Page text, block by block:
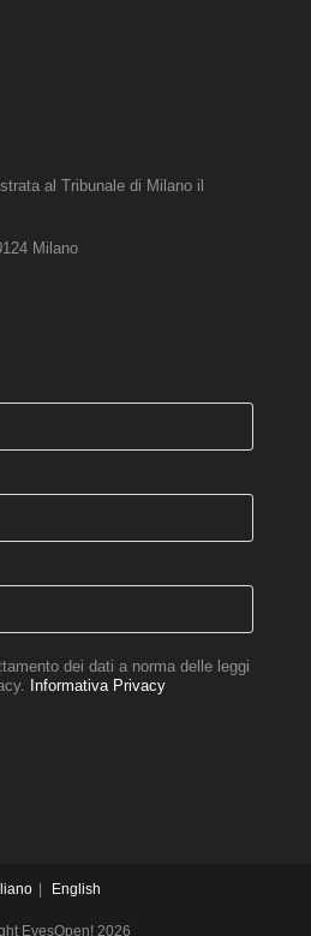
al Tribunale di Milano il
Milano
dei dati a norma delle leggi
Informativa Privacy
English
EyesOpen! 2026